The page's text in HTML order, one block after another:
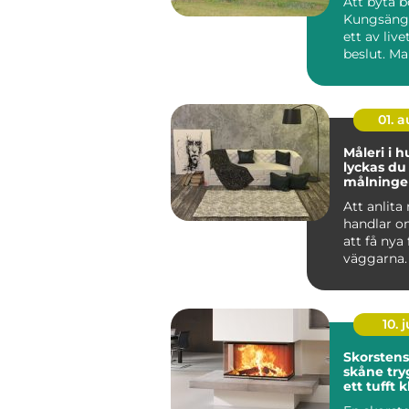
ett av
beslut.
01.
Måleri i
lyckas
Att anlita
handlar
att få nya
10.
skåne trygg värme i
ett tufft